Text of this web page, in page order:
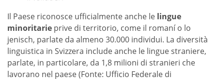
Il Paese riconosce ufficialmente anche le lingue
minoritarie prive di territorio, come il romaní o lo
jenisch, parlate da almeno 30.000 individui. La diversità
linguistica in Svizzera include anche le lingue straniere,
parlate, in particolare, da 1,8 milioni di stranieri che
lavorano nel paese (Fonte: Ufficio Federale di